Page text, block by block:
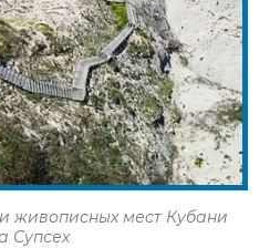
живописных мест Кубани
Супсех